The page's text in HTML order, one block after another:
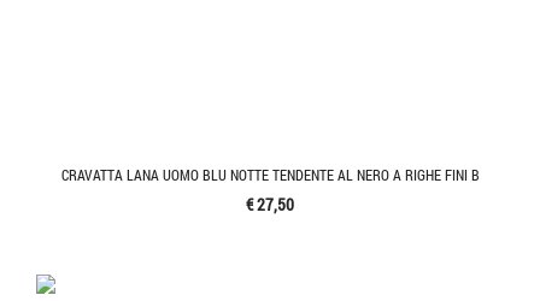
CRAVATTA LANA UOMO BLU NOTTE TENDENTE AL NERO A RIGHE FINI B
€ 27,50